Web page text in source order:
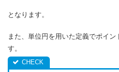
となります。
また、単位円を用いた定義でポイ
す。